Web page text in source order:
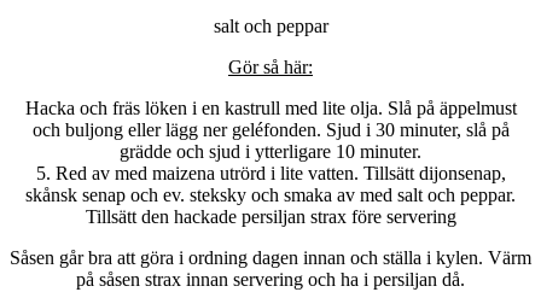
salt och peppar
Gör så här:
Hacka och fräs löken i en kastrull med lite olja. Slå på äppelmust
och buljong eller lägg ner geléfonden. Sjud i 30 minuter, slå på
grädde och sjud i ytterligare 10 minuter.
5. Red av med maizena utrörd i lite vatten. Tillsätt dijonsenap,
skånsk senap och ev. steksky och smaka av med salt och peppar.
Tillsätt den hackade persiljan strax före servering
Såsen går bra att göra i ordning dagen innan och ställa i kylen. Värm
på såsen strax innan servering och ha i persiljan då.